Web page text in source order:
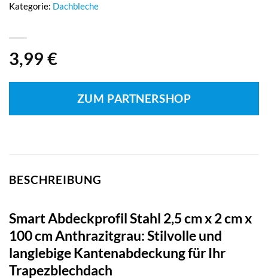
3,99 €
ZUM PARTNERSHOP
Kategorie: Dachbleche
BESCHREIBUNG
Smart Abdeckprofil Stahl 2,5 cm x 2 cm x
100 cm Anthrazitgrau: Stilvolle und
langlebige Kantenabdeckung für Ihr
Trapezblechdach